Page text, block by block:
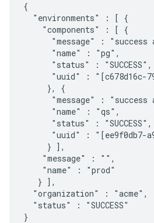
{
  "environments" : [ {
    "components" : [ {
"message" : "success
      "name" : "pg",
      "status" : "SUCCESS",
"uuid" : "[c678d16c-
     }, {
"message" : "success
      "name" : "qs",
      "status" : "SUCCESS",
"uuid" : "[ee9f0db7-
     } ],
    "message" : "",
    "name" : "prod"
   } ],
  "organization" : "acme",
  "status" : "SUCCESS"
}